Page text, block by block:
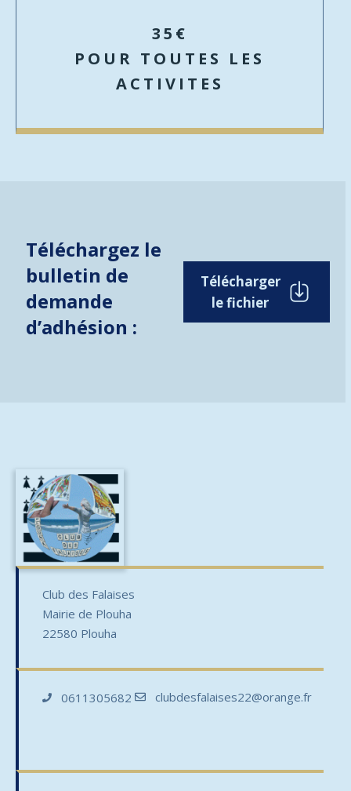
35€
POUR TOUTES LES
ACTIVITES
Téléchargez le
bulletin de
demande
d’adhésion :
Télécharger
le fichier
Club des Falaises
Mairie de Plouha
22580 Plouha
0611305682 clubdesfalaises22@orange.fr